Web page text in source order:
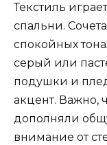
Текстиль
спальни.
спокойных
серый или
подушки и
акцент. Важно,
дополняли
внимание от